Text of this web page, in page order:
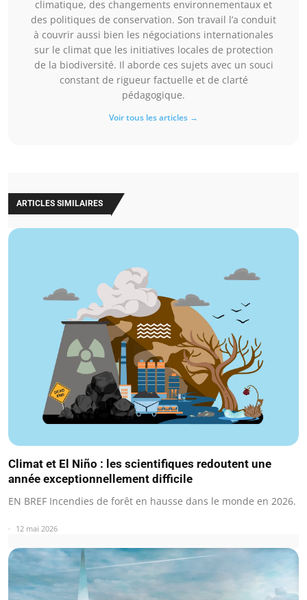
climatique, des changements environnementaux et
des politiques de conservation. Son travail l’a conduit
à couvrir aussi bien les négociations internationales
sur le climat que les initiatives locales de protection
de la biodiversité. Il aborde ces sujets avec un souci
constant de rigueur factuelle et de clarté
pédagogique.
Voir tous les articles →
ARTICLES SIMILAIRES
Climat et El Niño : les scientifiques redoutent une
année exceptionnellement difficile
EN BREF Incendies de forêt en hausse dans le monde en 2026.
12 mai 2026